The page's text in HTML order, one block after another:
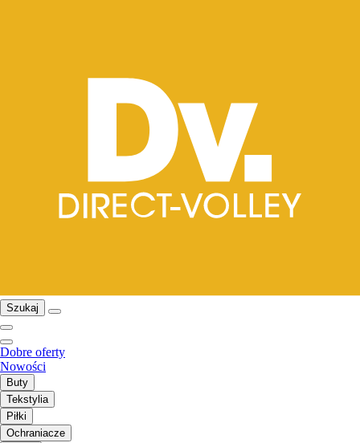
Szukaj
Dobre oferty
Nowości
Buty
Tekstylia
Piłki
Ochraniacze